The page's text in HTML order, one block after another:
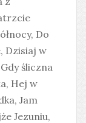
Do
Dzisiaj w
śliczna
Hej w
Jam
Jezuniu,